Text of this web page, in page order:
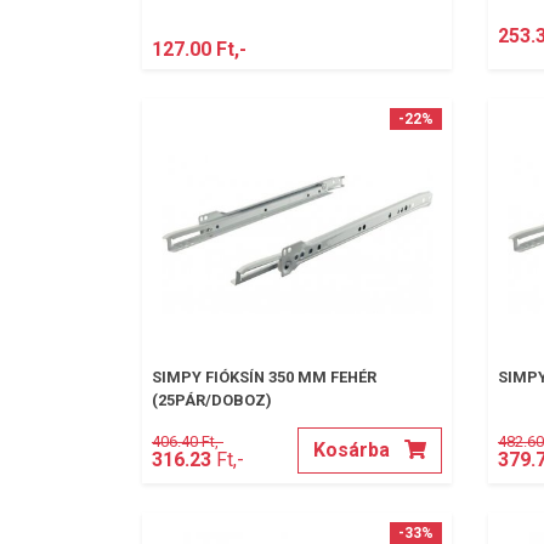
127.00 Ft,-
-22%
SIMPY FIÓKSÍN 350 MM FEHÉR
(25PÁR/DOBOZ)
406.40 Ft,-
316.23 Ft,- Kosárba
-33%